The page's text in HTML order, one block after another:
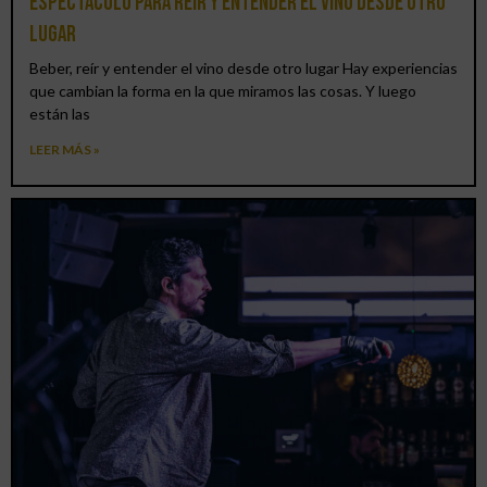
lugar
Beber, reír y entender el vino desde otro lugar Hay experiencias
que cambian la forma en la que miramos las cosas. Y luego
están las
LEER MÁS »